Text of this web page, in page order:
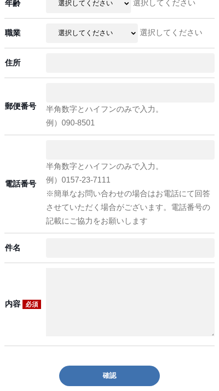
年齢 選択してください
職業 選択してください
住所
郵便番号
半角数字とハイフンのみで入力。
例）090-8501
電話番号
半角数字とハイフンのみで入力。
例）0157-23-7111
※簡単なお問い合わせの場合はお電話にて回答
させていただく場合がございます。電話番号の
記載にご協力をお願いします
件名
内容 必須
確認